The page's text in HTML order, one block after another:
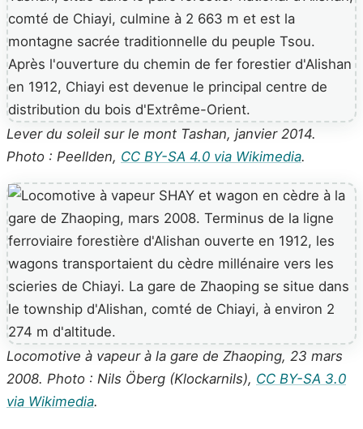
Lever du soleil sur le mont Tashan, janvier 2014.
Photo : Peellden, CC BY-SA 4.0 via Wikimedia.
Locomotive à vapeur à la gare de Zhaoping, 23 mars
2008. Photo : Nils Öberg (Klockarnils), CC BY-SA 3.0
via Wikimedia.